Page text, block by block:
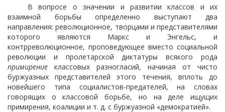
В вопросе о значении и развитии классов и их
взаимной борьбы определенно выступают два
направления: революционное, творцами и представителями
которого являются Маркс и Энгельс, и
контрреволюционное, проповедующее вместо социальной
революции и пролетарской диктатуры всякого рода
примирение классовых разногласий, начиная от чисто
буржуазных представителей этого течения, вплоть до
новейшего типа социалистов-предателей, на словах
говорящих о классовой борьбе, но на деле ищущих
примирения, коалиции и т. д. с буржуазной «демократией».